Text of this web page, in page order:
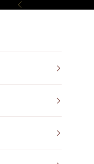
Précédent